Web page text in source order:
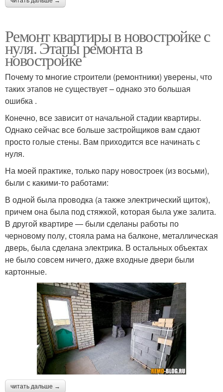
Ремонт квартиры в новостройке с
нуля. Этапы ремонта в
новостройке
Почему то многие строители (ремонтники) уверены, что
таких этапов не существует – однако это большая
ошибка .
Конечно, все зависит от начальной стадии квартиры.
Однако сейчас все больше застройщиков вам сдают
просто голые стены. Вам приходится все начинать с
нуля.
На моей практике, только пару новостроек (из восьми),
были с какими-то работами:
В одной была проводка (а также электрический щиток),
причем она была под стяжкой, которая была уже залита.
В другой квартире — были сделаны работы по
черновому полу, стояла рама на балконе, металлическая
дверь, была сделана электрика. В остальных объектах
не было совсем ничего, даже входные двери были
картонные.
читать дальше →